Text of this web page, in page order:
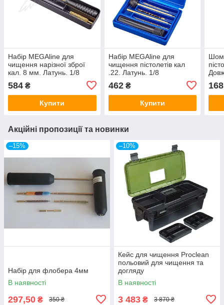
Набір MEGAline для
чищення нарізної зброї
кал. 8 мм. Латунь. 1/8
584 ₴
Купити
Набір MEGAline для
чищення пістолетів кал
.22. Латунь. 1/8
462₴
Купити
168
Акційні пропозиції та новинки
–15%
Набір для флобера 4мм
В наявності
297,50 ₴ 350 ₴
–10%
Кейс для чищення Proclean
польовий для чищення та
догляду
В наявності
3 483 ₴ 3 870 ₴